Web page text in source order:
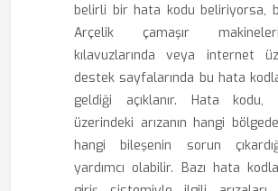
belirli bir hata kodu beliriyorsa,
Arçelik çamaşır
kılavuzlarında veya internet
destek sayfalarında bu hata
geldiği açıklanır. Hata
üzerindeki arızanın hangi
hangi bileşenin sorun
yardımcı olabilir. Bazı hata